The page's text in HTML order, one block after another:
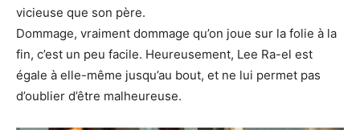
vicieuse que son père.
Dommage, vraiment dommage qu’on joue sur la folie à la
fin, c’est un peu facile. Heureusement, Lee Ra-el est
égale à elle-même jusqu’au bout, et ne lui permet pas
d’oublier d’être malheureuse.